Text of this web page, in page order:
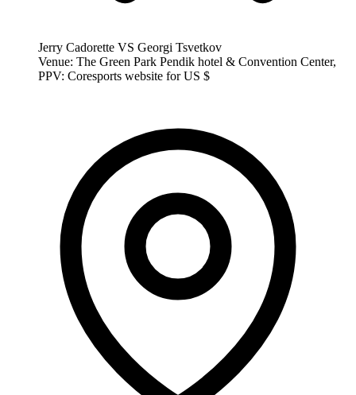
Jerry Cadorette VS Georgi Tsvetkov
Venue: The Green Park Pendik hotel & Convention Center,
PPV: Coresports website for US $